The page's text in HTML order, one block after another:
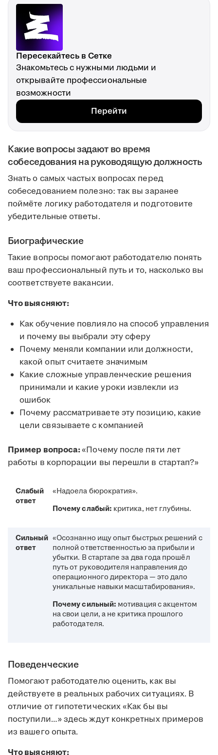
Пересекайтесь в Сетке
Знакомьтесь с нужными людьми и
открывайте профессиональные
возможности
Перейти
Какие вопросы задают во время
собеседования на руководящую должность
Знать о самых частых вопросах перед
собеседованием полезно: так вы заранее
поймёте логику работодателя и подготовите
убедительные ответы.
Биографические
Такие вопросы помогают работодателю понять
ваш профессиональный путь и то, насколько вы
соответствуете вакансии.
Что выясняют:
Как обучение повлияло на способ управления
и почему вы выбрали эту сферу
Почему меняли компании или должности,
какой опыт считаете значимым
Какие сложные управленческие решения
принимали и какие уроки извлекли из
ошибок
Почему рассматриваете эту позицию, какие
цели связываете с компанией
Пример вопроса:«Почему после пяти лет
работы в корпорации вы перешли в стартап?»
Слабый
ответ
«Надоела бюрократия».
Почему слабый: критика, нет глубины.
Сильный
ответ
«Осознанно ищу опыт быстрых решений с
полной ответственностью за прибыли и
убытки. В стартапе за два года прошёл
путь от руководителя направления до
операционного директора — это дало
уникальные навыки масштабирования».
Почему сильный: мотивация с акцентом
на свои цели, а не критика прошлого
работодателя.
Поведенческие
Помогают работодателю оценить, как вы
действуете в реальных рабочих ситуациях. В
отличие от гипотетических «Как бы вы
поступили…» здесь ждут конкретных примеров
из вашего опыта.
Что выясняют: